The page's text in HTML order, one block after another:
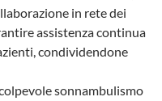
in rete dei
assistenza continua
condividendone
sonnambulismo